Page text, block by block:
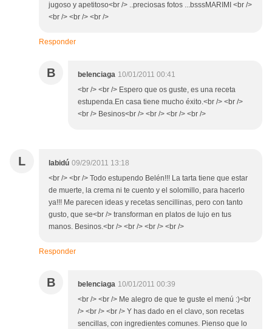
jugoso y apetitoso<br /> ..preciosas fotos ...bsssMARIMI <br />
<br /> <br /> <br />
Responder
B belenciaga 10/01/2011 00:41
<br /> <br /> Espero que os guste, es una receta
estupenda.En casa tiene mucho éxito.<br /> <br />
<br /> Besinos<br /> <br /> <br /> <br />
L labidú 09/29/2011 13:18
<br /> <br /> Todo estupendo Belén!!! La tarta tiene que estar
de muerte, la crema ni te cuento y el solomillo, para hacerlo
ya!!! Me parecen ideas y recetas sencillinas, pero con tanto
gusto, que se<br /> transforman en platos de lujo en tus
manos. Besinos.<br /> <br /> <br /> <br />
Responder
B belenciaga 10/01/2011 00:39
<br /> <br /> Me alegro de que te guste el menú :)<br
/> <br /> <br /> Y has dado en el clavo, son recetas
sencillas, con ingredientes comunes. Pienso que lo